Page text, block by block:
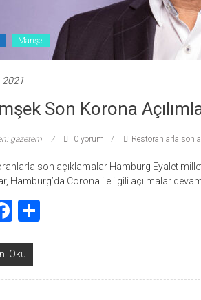
Manşet
2021
Son Korona
gazetem 0 yorum Restoranlarla son
son açıklamalar Hamburg Eyalet
Hamburg’da Corona ile ilgili açılmalar
Facebook
Oku